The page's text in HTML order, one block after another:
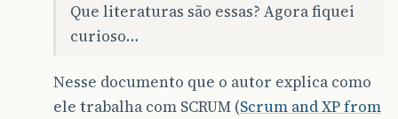
Que literaturas são essas? Agora fiquei
curioso…
Nesse documento que o autor explica como
ele trabalha com SCRUM (Scrum and XP from